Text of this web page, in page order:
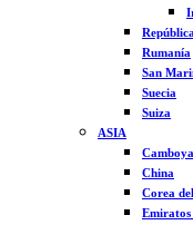
Rumanía
San
Suecia
Suiza
ASIA
Camboya
China
Corea
Emiratos